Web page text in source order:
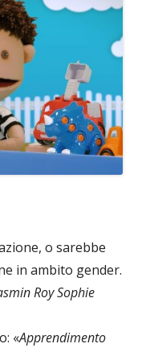
o sarebbe
in ambito gender.
Roy Sophie
«Apprendimento